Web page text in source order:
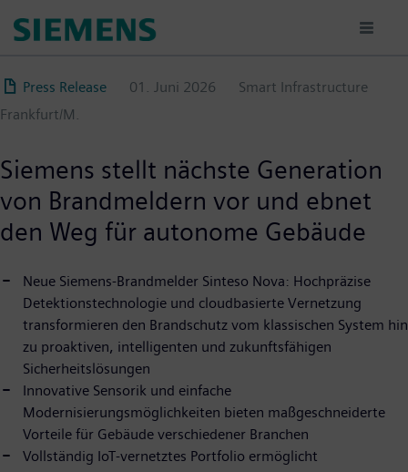
zum
Press Release
01. Juni 2026
Smart Infrastructure
Frankfurt/M.
Siemens stellt nächste Generation
von Brandmeldern vor und ebnet
den Weg für autonome Gebäude
Neue Siemens-Brandmelder Sinteso Nova: Hochpräzise
Detektionstechnologie und cloudbasierte Vernetzung
transformieren den Brandschutz vom klassischen System hin
zu proaktiven, intelligenten und zukunftsfähigen
Sicherheitslösungen
Innovative Sensorik und einfache
Modernisierungsmöglichkeiten bieten maßgeschneiderte
Vorteile für Gebäude verschiedener Branchen
Vollständig IoT-vernetztes Portfolio ermöglicht